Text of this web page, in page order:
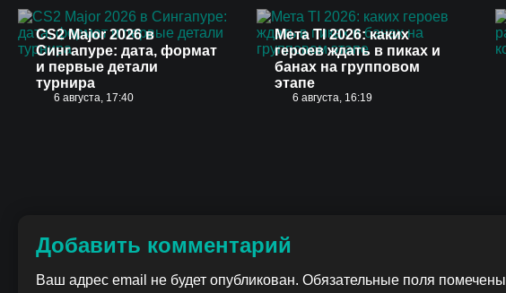
CS2 Major 2026 в
Сингапуре: дата, формат
и первые детали
турнира
6 августа, 17:40
Мета TI 2026: каких
героев ждать в пиках и
банах на групповом
этапе
6 августа, 16:19
Добавить комментарий
Ваш адрес email не будет опубликован. Обязательные поля помечены